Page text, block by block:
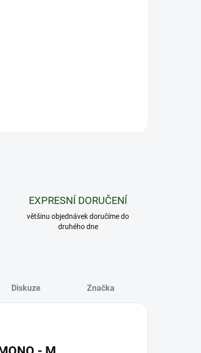
EXPRESNÍ DORUČENÍ
většinu objednávek doručíme do
druhého dne
Diskuze Značka